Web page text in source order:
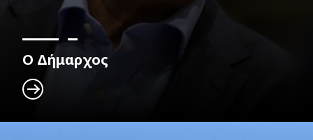
Ο Δήμαρχος